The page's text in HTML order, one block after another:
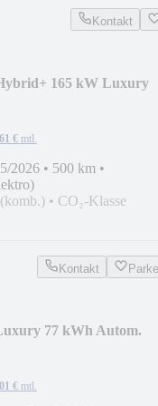
Kontakt
165 kW Luxury
€ mtl.
2026 • 500 km •
• CO₂-Klasse
Kontakt
77 kWh Autom.
€ mtl.